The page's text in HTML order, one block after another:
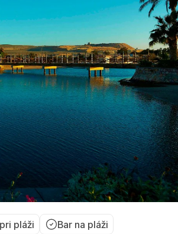
pláži Bar na pláži